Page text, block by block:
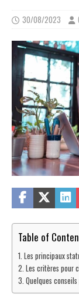
30/08/2023
Table of
Les principaux
Les critères pour
Quelques